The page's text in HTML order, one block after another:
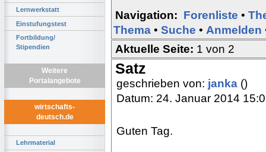
Lernwerkstatt
Einstufungstest
Fortbildung/
Stipendien
Weitere
Portalangebote
wirtschafts-
deutsch.de
Lehrmaterial
Navigation: Forenliste •
Thema • Suche • Anmelden
Aktuelle Seite: 1 von 2
Satz
geschrieben von: janka ()
Datum: 24. Januar 2014
Guten Tag.